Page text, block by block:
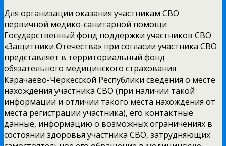
Для организации оказания участникам СВО
первичной медико-санитарной помощи
Государственный фонд поддержки участников СВО
«Защитники Отечества» при согласии участника СВО
представляет в территориальный фонд
обязательного медицинского страхования
Карачаево-Черкесской Республики сведения о месте
нахождения участника СВО (при наличии такой
информации и отличии такого места нахождения от
места регистрации участника), его контактные
данные, информацию о возможных ограничениях в
состоянии здоровья участника СВО, затрудняющих